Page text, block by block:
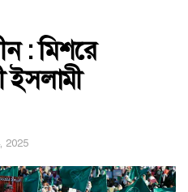
: মিশরে
ইসলামী
2025